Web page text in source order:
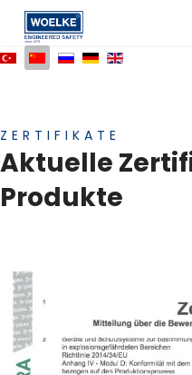
ZERTIFIKATE
Aktuelle
Produkte